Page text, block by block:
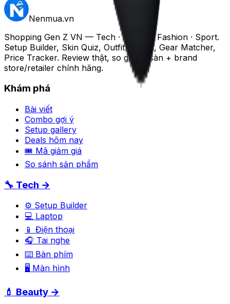
Nenmua.vn
Shopping Gen Z VN — Tech · Beauty · Fashion · Sport.
Setup Builder, Skin Quiz, Outfit Builder, Gear Matcher,
Price Tracker. Review thật, so giá đa sàn + brand
store/retailer chính hãng.
Khám phá
Bài viết
Combo gợi ý
Setup gallery
Deals hôm nay
🎟 Mã giảm giá
So sánh sản phẩm
🔧 Tech →
⚙️ Setup Builder
💻 Laptop
📱 Điện thoại
🎧 Tai nghe
⌨️ Bàn phím
🖥️ Màn hình
💄 Beauty →